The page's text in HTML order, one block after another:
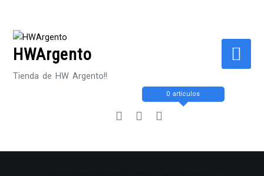
contenido
HWArgento
Tienda de HW Argento!!
0 artículos